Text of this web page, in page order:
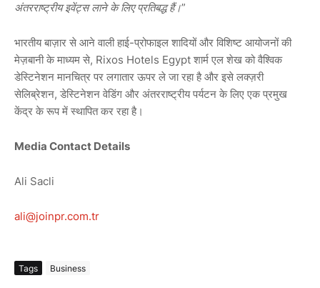
अंतरराष्ट्रीय इवेंट्स लाने के लिए प्रतिबद्ध हैं।”
भारतीय बाज़ार से आने वाली हाई-प्रोफाइल शादियों और विशिष्ट आयोजनों की
मेज़बानी के माध्यम से, Rixos Hotels Egypt शार्म एल शेख को वैश्विक
डेस्टिनेशन मानचित्र पर लगातार ऊपर ले जा रहा है और इसे लक्ज़री
सेलिब्रेशन, डेस्टिनेशन वेडिंग और अंतरराष्ट्रीय पर्यटन के लिए एक प्रमुख
केंद्र के रूप में स्थापित कर रहा है।
Media Contact Details
Ali Sacli
ali@joinpr.com.tr
Tags Business